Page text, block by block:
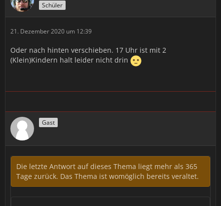
Schüler
21. Dezember 2020 um 12:39
Oder nach hinten verschieben. 17 Uhr ist mit 2
(Klein)Kindern halt leider nicht drin
Gast
Die letzte Antwort auf dieses Thema liegt mehr als 365
Tage zurück. Das Thema ist womöglich bereits veraltet.